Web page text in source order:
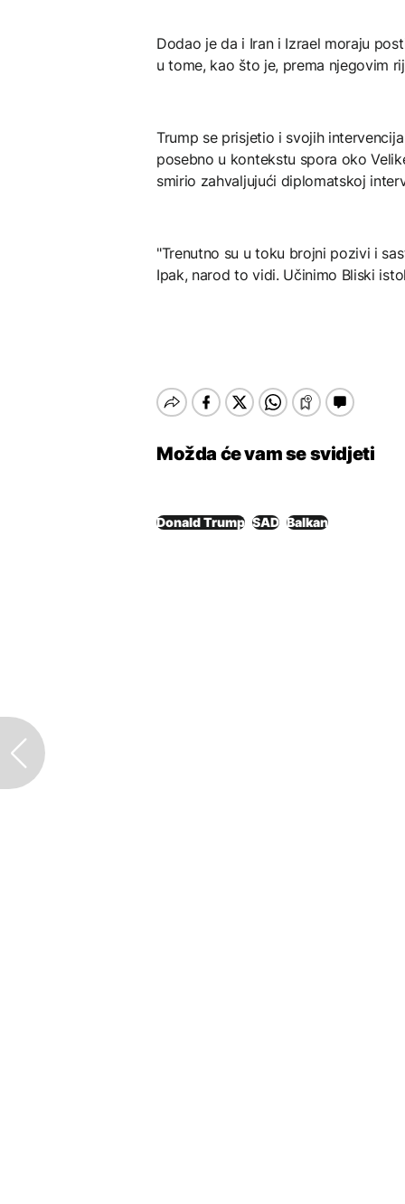
Dodao je da i Iran i Izrael moraju
u tome, kao što je, prema njegovim
Trump se prisjetio i svojih
posebno u kontekstu spora oko
smirio zahvaljujući diplomatskoj
"Trenutno su u toku brojni pozivi i
Ipak, narod to vidi. Učinimo Bliski
Možda će vam se svidjeti
Donald Trump SAD Balkan